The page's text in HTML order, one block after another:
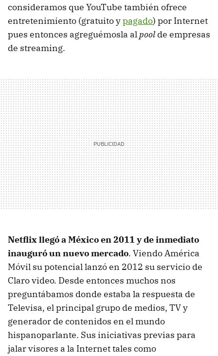
consideramos que YouTube también ofrece
entretenimiento (gratuito ypagado) por Internet
pues entonces agreguémosla alpoolde empresas
de streaming.
Netflix llegó a México en 2011 y de inmediato
inauguró un nuevo mercado. Viendo América
Móvil su potencial lanzó en 2012 su servicio de
Claro video. Desde entonces muchos nos
preguntábamos donde estaba la respuesta de
Televisa, el principal grupo de medios, TV y
generador de contenidos en el mundo
hispanoparlante. Sus iniciativas previas para
jalar visores a la Internet tales como